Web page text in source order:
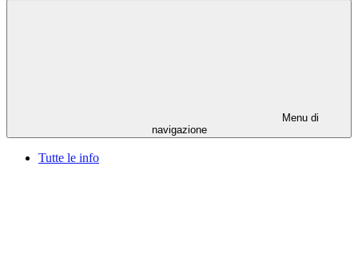
Menu di
navigazione
Tutte le info